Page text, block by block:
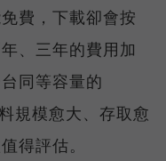
費，下載卻會按
、三年的費用加
同等容量的
規模愈大、存取愈
得評估。